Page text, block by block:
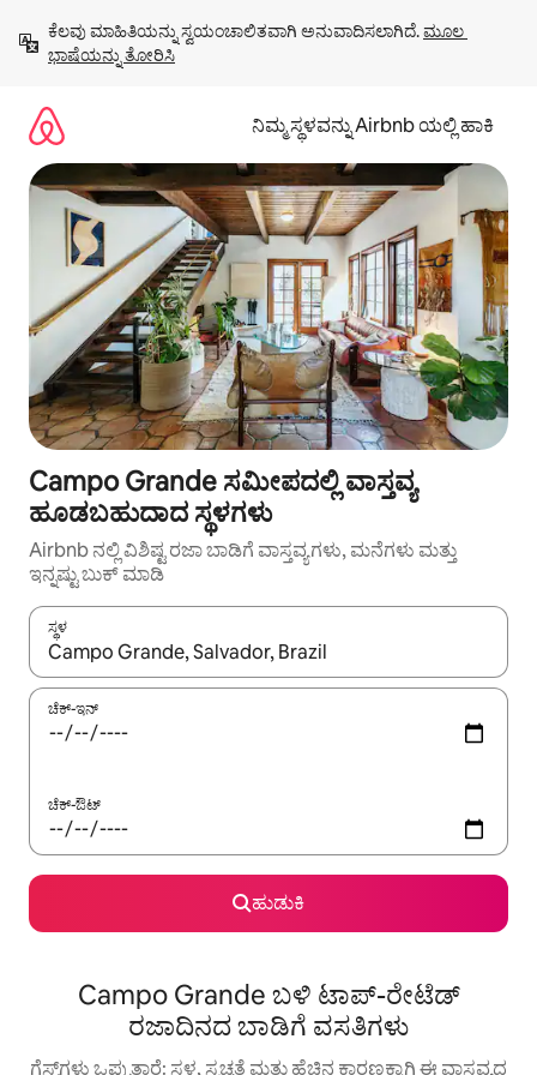
ಹೋಗಿ
ಕೆಲವು ಮಾಹಿತಿಯನ್ನು ಸ್ವಯಂಚಾಲಿತವಾಗಿ ಅನುವಾದಿಸಲಾಗಿದೆ. ಮೂಲ
ಭಾಷೆಯನ್ನು ತೋರಿಸಿ
ನಿಮ್ಮ ಸ್ಥಳವನ್ನು Airbnb ಯಲ್ಲಿ ಹಾಕಿ
Campo Grande ಸಮೀಪದಲ್ಲಿ ವಾಸ್ತವ್ಯ
ಹೂಡಬಹುದಾದ ಸ್ಥಳಗಳು
Airbnb ನಲ್ಲಿ ವಿಶಿಷ್ಟ ರಜಾ ಬಾಡಿಗೆ ವಾಸ್ತವ್ಯಗಳು, ಮನೆಗಳು ಮತ್ತು
ಇನ್ನಷ್ಟು ಬುಕ್ ಮಾಡಿ
ಸ್ಥಳ
ಫಲಿತಾಂಶಗಳು ಲಭ್ಯವಿರುವಾಗ, ಅಪ್ ಮತ್ತು ಡೌನ್ ಬಾಣದ ಕೀಲಿಗಳೊಂದಿಗೆ
ಚೆಕ್-ಇನ್
ಚೆಕ್-ಔಟ್
ಹುಡುಕಿ
Campo Grande ಬಳಿ ಟಾಪ್-ರೇಟೆಡ್
ರಜಾದಿನದ ಬಾಡಿಗೆ ವಸತಿಗಳು
ಗೆಸ್ಟ್‌ಗಳು ಒಪ್ಪುತ್ತಾರೆ: ಸ್ಥಳ, ಸ್ವಚ್ಛತೆ ಮತ್ತು ಹೆಚ್ಚಿನ ಕಾರಣಕ್ಕಾಗಿ ಈ ವಾಸ್ತವ್ಯದ